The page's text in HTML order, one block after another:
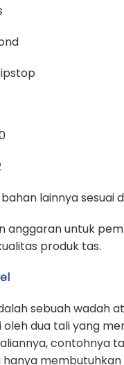
lainnya
anggaran untuk
produk tas.
sebuah wadah
oleh dua tali yang
contohnya
membutuhkan